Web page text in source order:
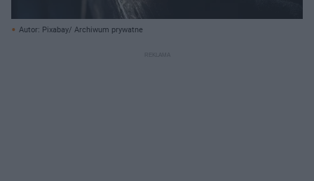
Autor: Pixabay/ Archiwum prywatne